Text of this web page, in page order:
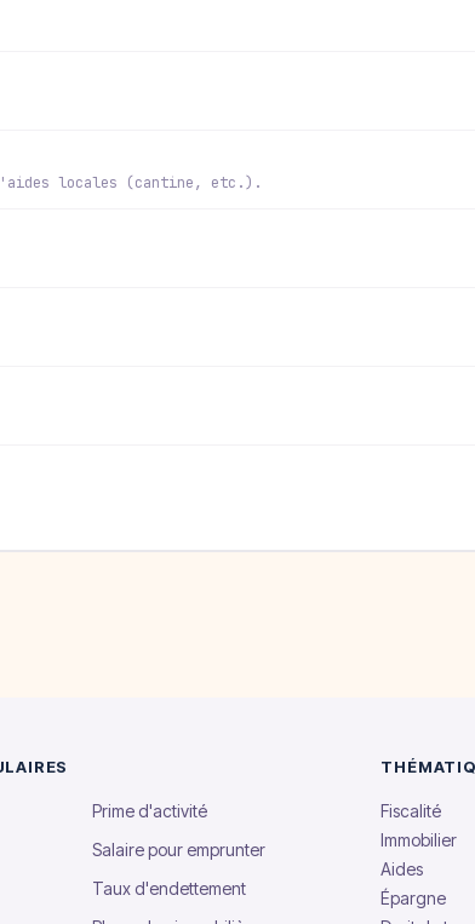
locales (cantine, etc.).
Prime d'activité
Salaire pour emprunter
Taux d'endettement
Fiscalité
Immobilier
Aides
Épargne